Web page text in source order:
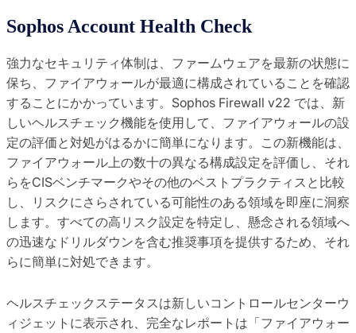
Sophos Account Health Check
強力なセキュリティ体制は、ファームウェアを最新の状態に
保ち、ファイアウォールが最適に構成されていることを確認
することにかかっています。Sophos Firewall v22 では、新
しいヘルスチェック機能を使用して、ファイアウォールの設
定の評価と対処がはるかに簡単になります。この新機能は、
ファイアウォール上の数十の異なる構成設定を評価し、それ
らをCISベンチマークやその他のベストプラクティスと比較
し、リスクにさらされている可能性のある領域を即座に洞察
します。すべての高リスク設定を特定し、懸念される領域へ
の迅速なドリルダウンを含む推奨事項を提供するため、それ
らに簡単に対処できます。
ヘルスチェックステータスは新しいコントロールセンターウ
ィジェットに表示され、完全なレポートは「ファイアウォー